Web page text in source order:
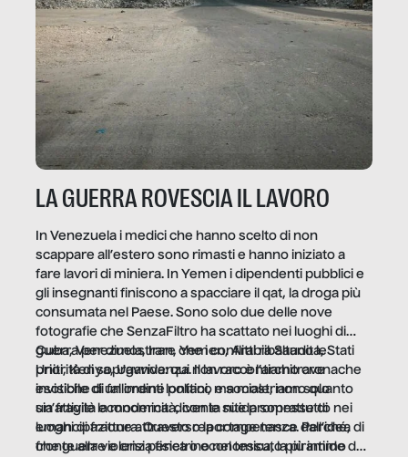
LA GUERRA ROVESCIA IL LAVORO
In Venezuela i medici che hanno scelto di non
scappare all’estero sono rimasti e hanno iniziato a
fare lavori di miniera. In Yemen i dipendenti pubblici e
gli insegnanti finiscono a spacciare il qat, la droga più
consumata nel Paese. Sono solo due delle nove
fotografie che SenzaFiltro ha scattato nei luoghi di
guerra per dimostrare che i conflitti ribaltano le
priorità di sopravvivenza. Il lavoro è l’architrave
invisibile di un ordine politico e sociale, non solo
un’attività economica: diventa nitida soprattutto nei
luoghi di frattura. Questo reportage nasce dall’idea
che guerre e crisi penetrino nel tessuto più intimo
Cuba, Venezuela, Iran, Yemen, Arabia Saudita, Stati
Uniti, Kenya, Uganda: qui non raccontiamo cronache
esotiche di fallimenti lontani, ma mostriamo quanto
sia fragile la modernità, con le sue promesse di
emancipazione attraverso la competenza. Perché, di
fronte alla violenza fisica o economica, la piramide del